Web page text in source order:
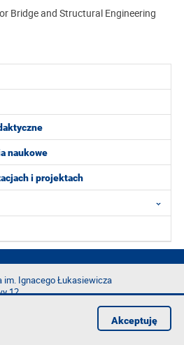
naukowe
i projektach
Bridge and Structural Engineering
im. Ignacego Łukasiewicza
12
Akceptuję